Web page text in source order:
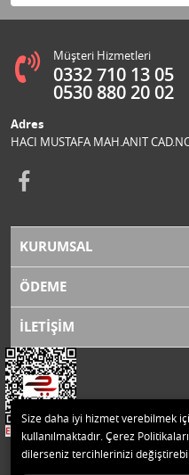
Müşteri Hizmetleri
0332 710 13 05
0530 880 20 02
Adres
HACI MUSTAFA MAH.ANIT
KURUMSAL
ÖDEME
İLETİŞİM
© 2020 ZENGEN MOTOR
Size daha iyi hizmet verebilmek
kullanılmaktadır. Çerez
dilerseniz tercihlerinizi